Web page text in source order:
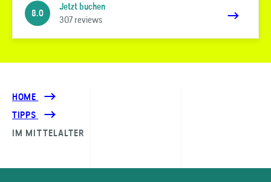
8.0
Jetzt buchen
307 reviews
HOME
TIPPS
IM MITTELALTER